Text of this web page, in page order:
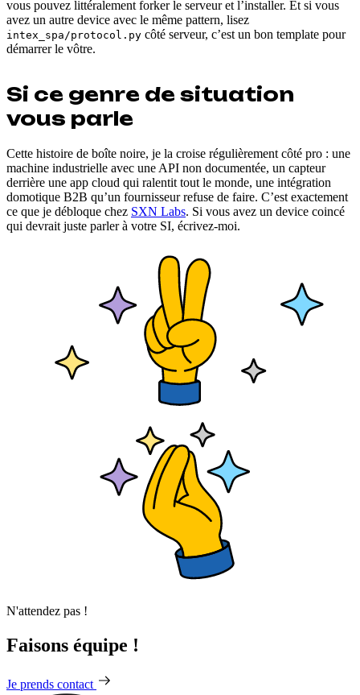
vous pouvez littéralement forker le serveur et l’installer. Et si vous
avez un autre device avec le même pattern, lisez
intex_spa/protocol.py côté serveur, c’est un bon template pour
démarrer le vôtre.
Si ce genre de situation
vous parle
Cette histoire de boîte noire, je la croise régulièrement côté pro : une
machine industrielle avec une API non documentée, un capteur
derrière une app cloud qui ralentit tout le monde, une intégration
domotique B2B qu’un fournisseur refuse de faire. C’est exactement
ce que je débloque chez SXN Labs. Si vous avez un device coincé
qui devrait juste parler à votre SI, écrivez-moi.
N'attendez pas !
Faisons équipe !
Je prends contact